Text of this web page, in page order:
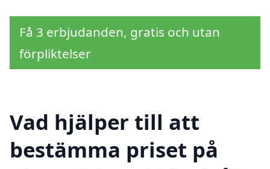
Få 3 erbjudanden, gratis och utan
förpliktelser
Vad hjälper till att
bestämma priset på